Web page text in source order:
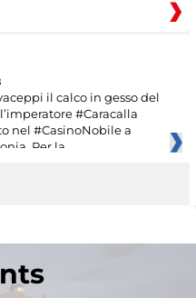
il calco in gesso del
#Caracalla
nel #CasinoNobile a
Per la